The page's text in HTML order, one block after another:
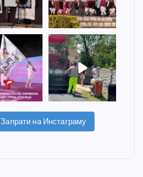
Запрати на Инстаграму